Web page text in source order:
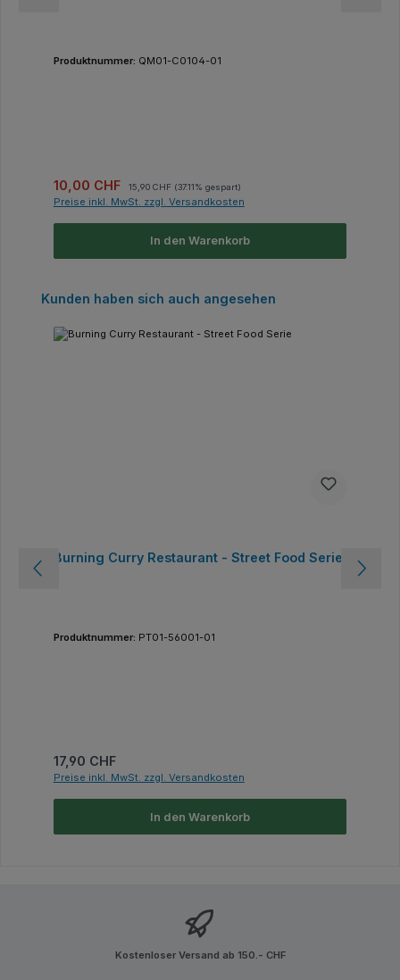
Produktnummer: QM01-C0104-01
Verkaufspreis:
10,00 CHF 15,90 CHF (37.11% gespart)
Preise inkl. MwSt. zzgl. Versandkosten
In den Warenkorb
Produktgalerie überspringen
Kunden haben sich auch angesehen
Burning Curry Restaurant - Street Food Serie
Produktnummer: PT01-56001-01
Regulärer Preis:
17,90 CHF
Preise inkl. MwSt. zzgl. Versandkosten
In den Warenkorb
Kostenloser Versand ab 150.- CHF